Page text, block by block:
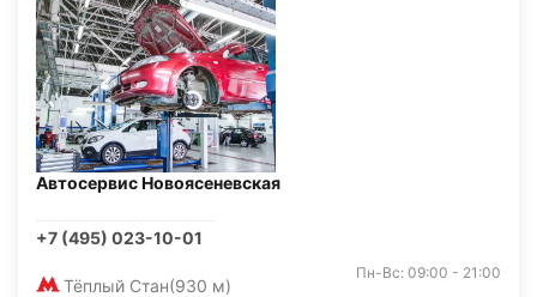
Автосервис Новоясеневская
+7 (495) 023-10-01
Тёплый Стан(930 м)
Пн-Вс: 09:00 - 21:00